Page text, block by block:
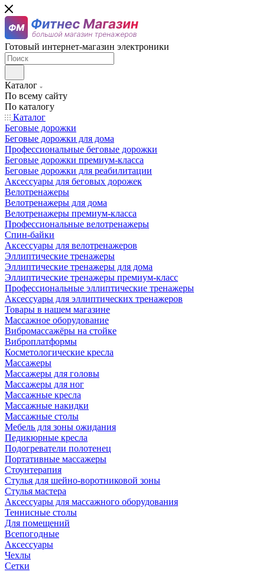
Готовый интернет-магазин электроники
Каталог
По всему сайту
По каталогу
Каталог
Беговые дорожки
Беговые дорожки для дома
Профессиональные беговые дорожки
Беговые дорожки премиум-класса
Беговые дорожки для реабилитации
Аксессуары для беговых дорожек
Велотренажеры
Велотренажеры для дома
Велотренажеры премиум-класса
Профессиональные велотренажеры
Спин-байки
Аксессуары для велотренажеров
Эллиптические тренажеры
Эллиптические тренажеры для дома
Эллиптические тренажеры премиум-класс
Профессиональные эллиптические тренажеры
Аксессуары для эллиптических тренажеров
Товары в нашем магазине
Массажное оборудование
Вибромассажёры на стойке
Виброплатформы
Косметологические кресла
Массажеры
Массажеры для головы
Массажеры для ног
Массажные кресла
Массажные накидки
Массажные столы
Мебель для зоны ожидания
Педикюрные кресла
Подогреватели полотенец
Портативные массажеры
Стоунтерапия
Стулья для шейно-воротниковой зоны
Стулья мастера
Аксессуары для массажного оборудования
Теннисные столы
Для помещений
Всепогодные
Аксессуары
Чехлы
Сетки